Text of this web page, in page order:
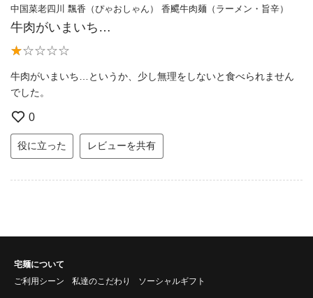
中国菜老四川 飄香（ぴゃおしゃん） 香飃牛肉麺（ラーメン・旨辛）
牛肉がいまいち…
牛肉がいまいち…というか、少し無理をしないと食べられません
でした。
0
役に立った レビューを共有
宅麺について
ご利用シーン
私達のこだわり ソーシャルギフト